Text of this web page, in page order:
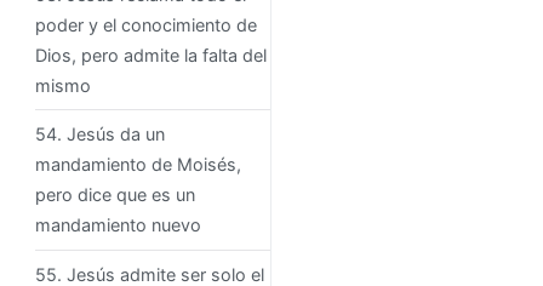
poder y el conocimiento de
Dios, pero admite la falta del
mismo
54. Jesús da un
mandamiento de Moisés,
pero dice que es un
mandamiento nuevo
55. Jesús admite ser solo el